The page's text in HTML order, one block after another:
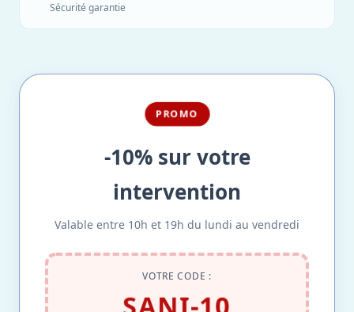
Sécurité garantie
PROMO
-10% sur votre
intervention
Valable entre 10h et 19h du lundi au vendredi
VOTRE CODE :